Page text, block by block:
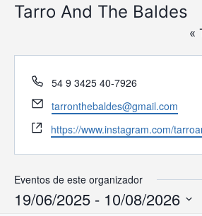
Tarro And The Baldes
«
Teléfono
54 9 3425 40-7926
Email
tarronthebaldes@gmail.com
Website
https://www.instagram.com/
Eventos de este organizador
19/06/2025 - 10/08/2026